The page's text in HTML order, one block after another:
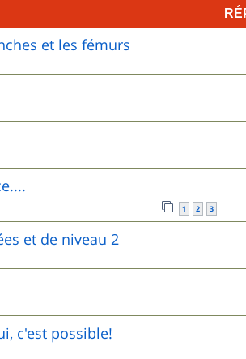
et les fémurs
1 2 3
et de niveau 2
c'est possible!